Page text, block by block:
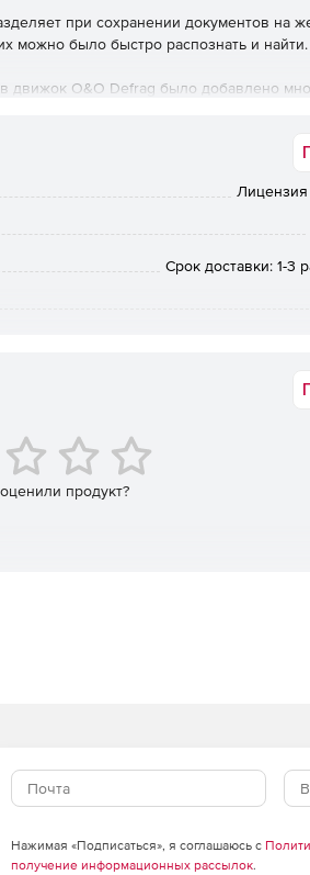
при сохранении документов на
можно было быстро распознать и найти.
движок O&O Defrag было добавлено
не требуется никаких
для системы метод
для SSD, выполняет
для SSD, представляет собой
SSD, ClusterView теперь
6 блоков объединяются в один.
службы.
Лицензия
Срок доставки: 1-3
продукт?
Нажимая «Подписаться», я соглашаюсь с
получение информационных рассылок.